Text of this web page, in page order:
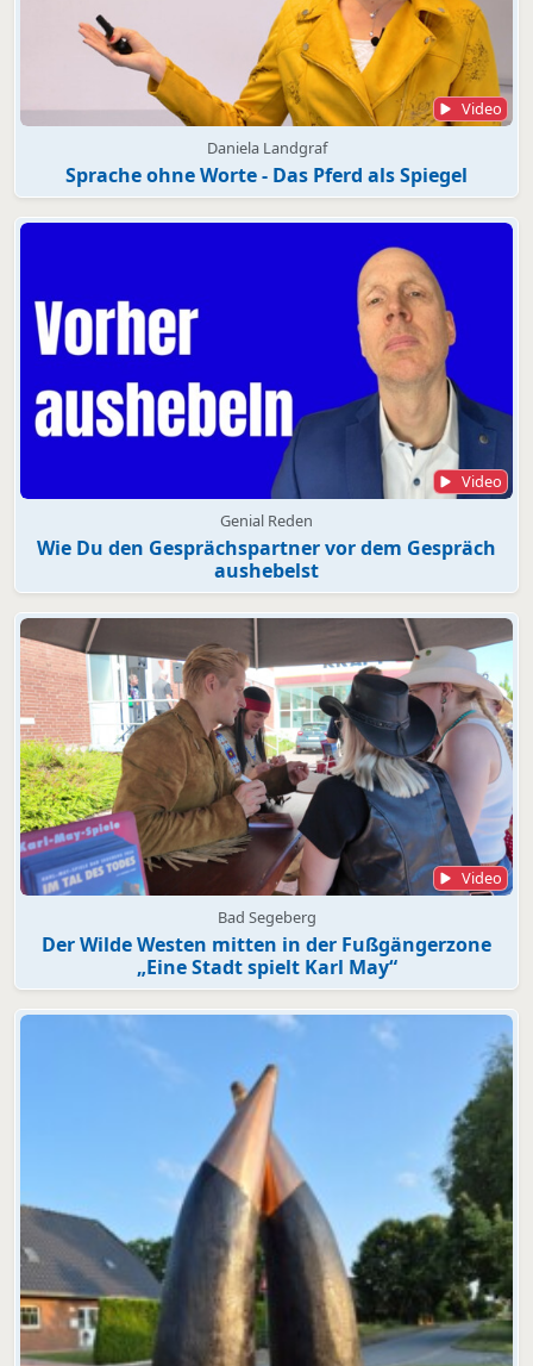
Video
Daniela Landgraf
Sprache ohne Worte - Das Pferd als Spiegel
Video
Genial Reden
Wie Du den Gesprächspartner vor dem Gespräch
aushebelst
Video
Bad Segeberg
Der Wilde Westen mitten in der Fußgängerzone
„Eine Stadt spielt Karl May“